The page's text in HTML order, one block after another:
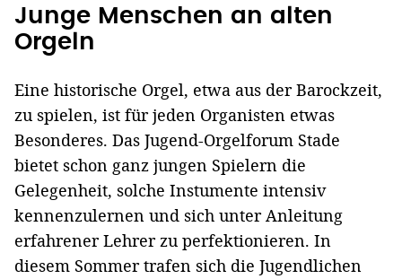
Junge Menschen an alten
Orgeln
Eine historische Orgel, etwa aus der Barockzeit,
zu spielen, ist für jeden Organisten etwas
Besonderes. Das Jugend-Orgelforum Stade
bietet schon ganz jungen Spielern die
Gelegenheit, solche Instumente intensiv
kennenzulernen und sich unter Anleitung
erfahrener Lehrer zu perfektionieren. In
diesem Sommer trafen sich die Jugendlichen